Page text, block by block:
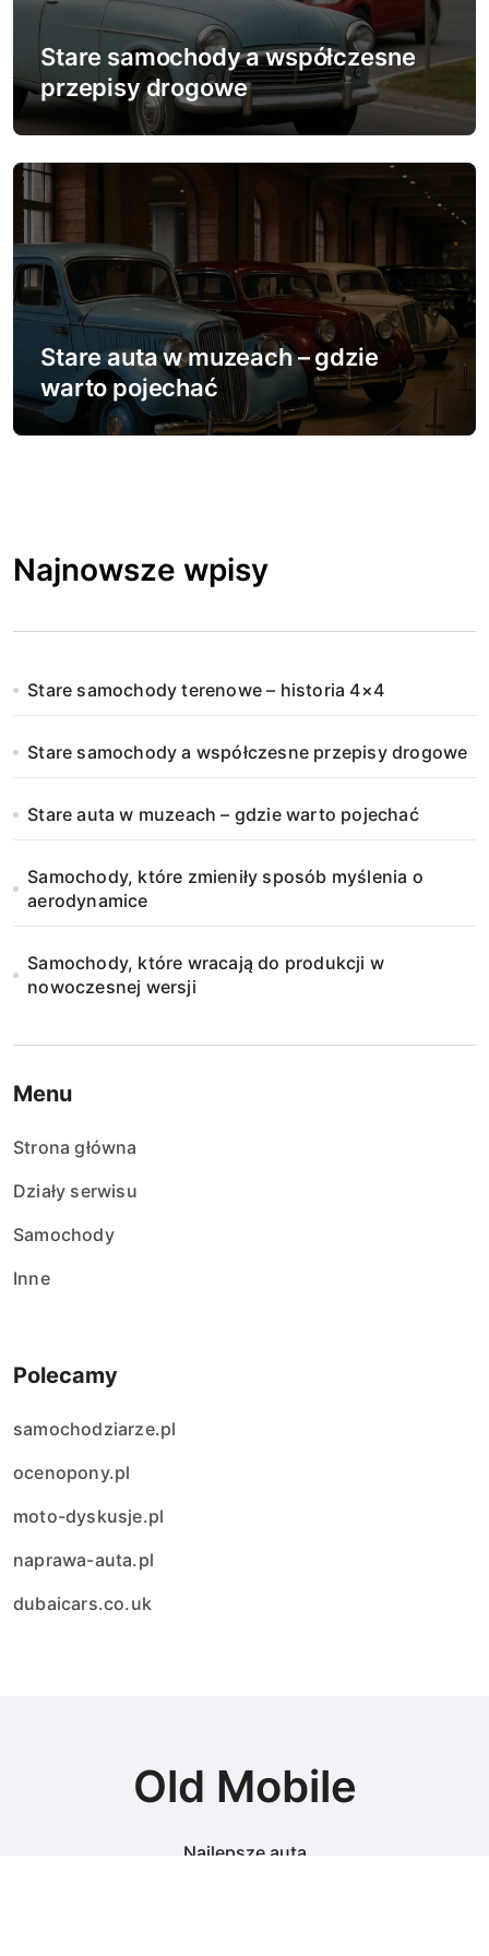
Stare samochody a współczesne
przepisy drogowe
Stare auta w muzeach – gdzie
warto pojechać
Najnowsze wpisy
Stare samochody terenowe – historia 4×4
Stare samochody a współczesne przepisy drogowe
Stare auta w muzeach – gdzie warto pojechać
Samochody, które zmieniły sposób myślenia o
aerodynamice
Samochody, które wracają do produkcji w
nowoczesnej wersji
Menu
Strona główna
Działy serwisu
Samochody
Inne
Polecamy
samochodziarze.pl
ocenopony.pl
moto-dyskusje.pl
naprawa-auta.pl
dubaicars.co.uk
Old Mobile
Najlepsze auta